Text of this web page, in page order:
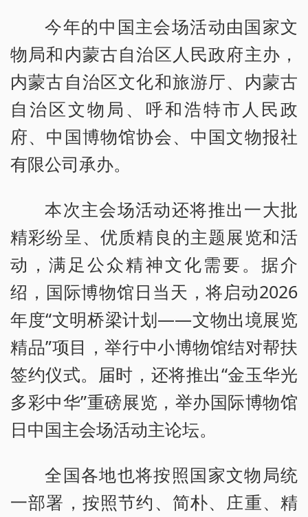
今年的中国主会场活动由国家文
物局和内蒙古自治区人民政府主办，
内蒙古自治区文化和旅游厅、内蒙古
自治区文物局、呼和浩特市人民政
府、中国博物馆协会、中国文物报社
有限公司承办。
本次主会场活动还将推出一大批
精彩纷呈、优质精良的主题展览和活
动，满足公众精神文化需要。据介
绍，国际博物馆日当天，将启动2026
年度“文明桥梁计划——文物出境展览
精品”项目，举行中小博物馆结对帮扶
签约仪式。届时，还将推出“金玉华光
多彩中华”重磅展览，举办国际博物馆
日中国主会场活动主论坛。
全国各地也将按照国家文物局统
一部署，按照节约、简朴、庄重、精